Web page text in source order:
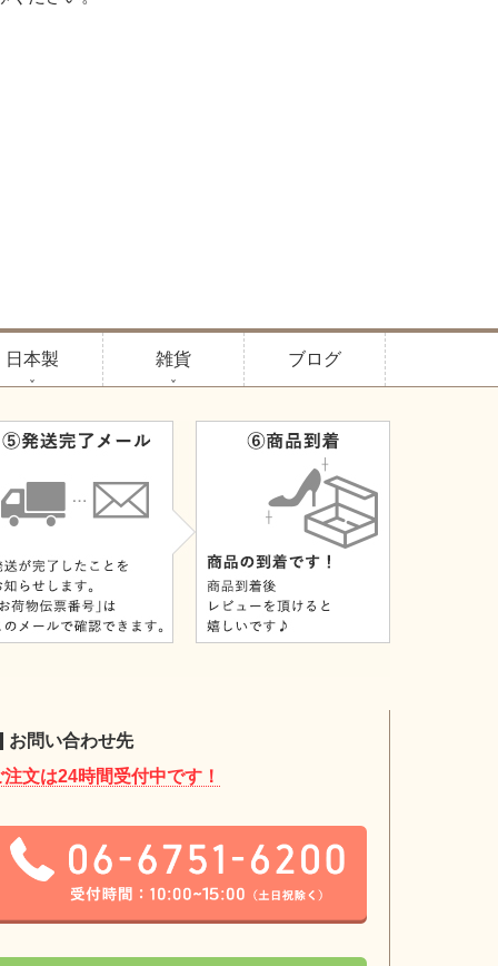
日本製 雑貨 ブログ
お問い合わせ先
注文は24時間受付中です！